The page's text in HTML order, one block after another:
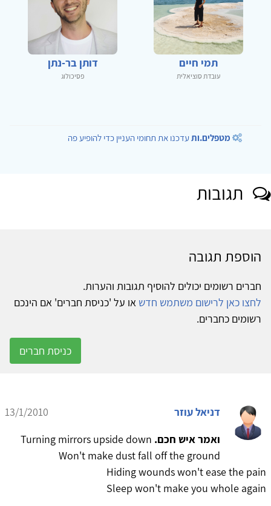
תמי חיים
עובדת סוציאלית
דותן בר-נתן
פסיכולוג
מטפלים.ותעדכנו את תחומי העניין כדי להופיע פה
תגובות
הוספת תגובה
חברים רשומים יכולים להוסיף תגובות והערות.
לחצו כאן לרישום משתמש חדש או על 'כניסת חברים' אם הינכם
רשומים כחברים.
כניסת חברים
דניאל עוזר
13/1/2010
ואמר איש חכם.
Won't make dust fall off the ground
Hiding wounds won't ease the pain
Sleep won't make you whole again